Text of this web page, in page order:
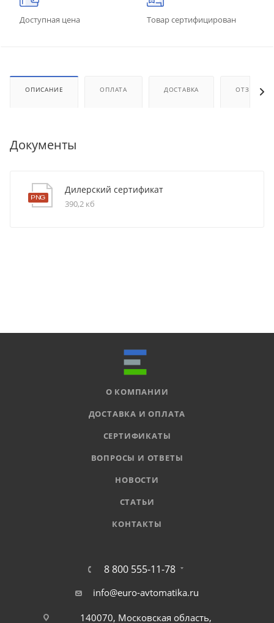
Доступная цена Товар сертифицирован
ОПИСАНИЕ ОПЛАТА ДОСТАВКА ОТЗЫВЫ
Документы
Дилерский сертификат
390,2 кб
О КОМПАНИИ
ДОСТАВКА И ОПЛАТА
СЕРТИФИКАТЫ
ВОПРОСЫ И ОТВЕТЫ
НОВОСТИ
СТАТЬИ
КОНТАКТЫ
8 800 555-11-78
info@euro-avtomatika.ru
140070, Московская область,